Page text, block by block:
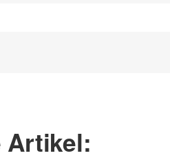
Artikel: